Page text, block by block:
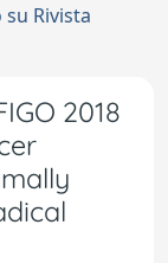
Rivista
2018